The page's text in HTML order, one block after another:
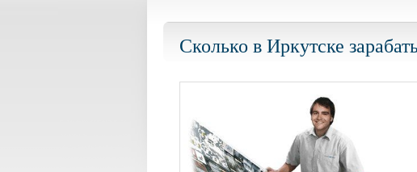
Сколько в Иркутске